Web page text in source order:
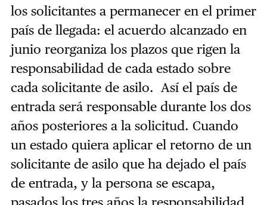
los solicitantes a permanecer en el primer
país de llegada: el acuerdo alcanzado en
junio reorganiza los plazos que rigen la
responsabilidad de cada estado sobre
cada solicitante de asilo. Así el país de
entrada será responsable durante los dos
años posteriores a la solicitud. Cuando
un estado quiera aplicar el retorno de un
solicitante de asilo que ha dejado el país
de entrada, y la persona se escapa,